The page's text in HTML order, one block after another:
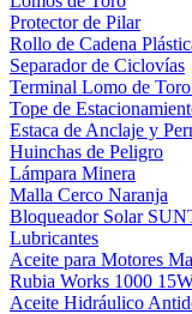
Protector de Pilar
Rollo de Cadena
Separador de Ciclovías
Terminal Lomo de
Tope de
Estaca de Anclaje y
Huinchas de Peligro
Lámpara Minera
Malla Cerco Naranja
Bloqueador Solar
Lubricantes
Aceite para Motores
Rubia Works 1000
Aceite Hidráulico